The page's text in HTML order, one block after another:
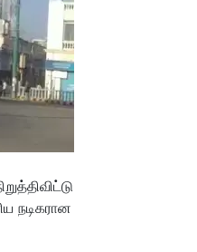
நடிகரான